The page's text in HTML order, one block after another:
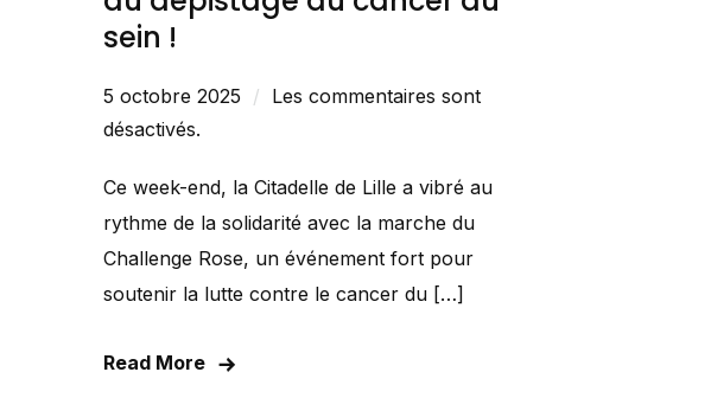
sein !
5 octobre 2025
Les commentaires sont
désactivés.
Ce week-end, la Citadelle de Lille a vibré au
rythme de la solidarité avec la marche du
Challenge Rose, un événement fort pour
soutenir la lutte contre le cancer du […]
Read More